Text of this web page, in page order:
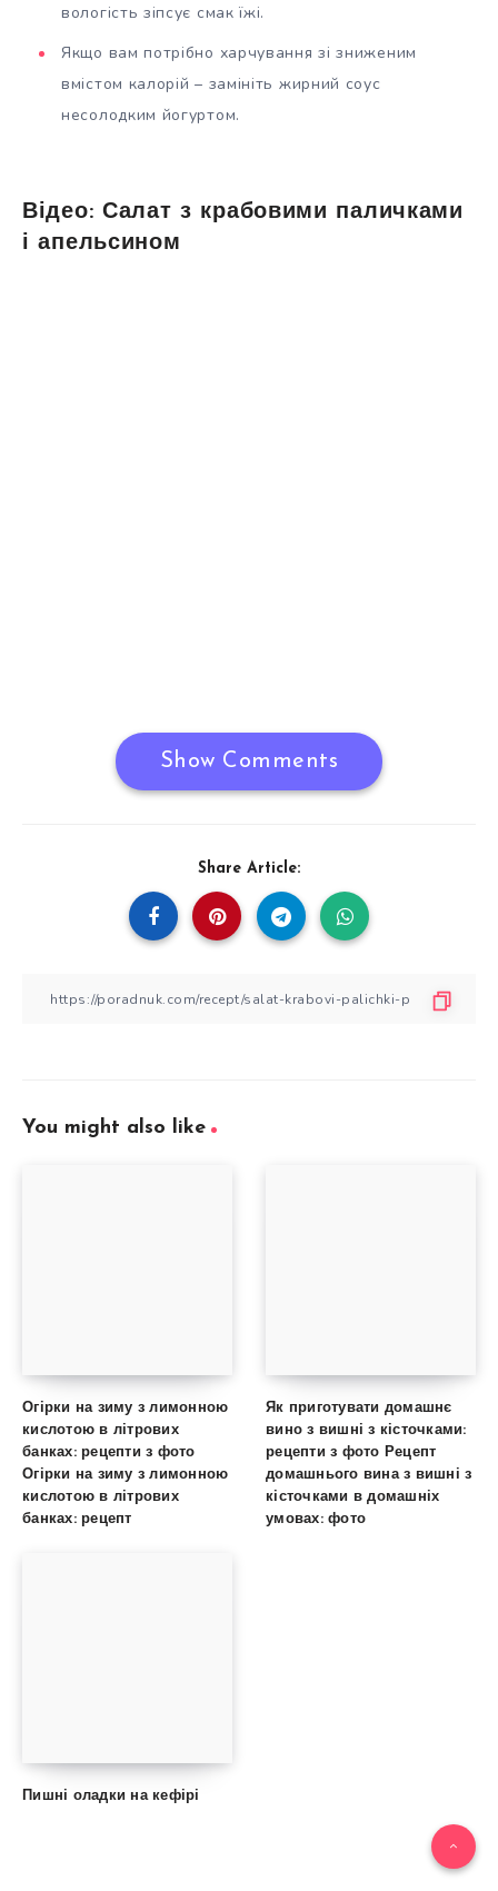
вологість зіпсує смак їжі.
Якщо вам потрібно харчування зі зниженим
вмістом калорій – замініть жирний соус
несолодким йогуртом.
Відео: Салат з крабовими паличками
і апельсином
Show Comments
Share Article:
You might also like
Огірки на зиму з лимонною
кислотою в літрових
банках: рецепти з фото
Огірки на зиму з лимонною
кислотою в літрових
банках: рецепт
Як приготувати домашнє
вино з вишні з кісточками:
рецепти з фото Рецепт
домашнього вина з вишні з
кісточками в домашніх
умовах: фото
Пишні оладки на кефірі